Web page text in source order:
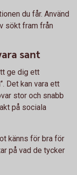
du får. Använd
sökt fram från
sant
ge dig ett
Det kan vara ett
stor och snabb
på sociala
känns för bra för
på vad de tycker